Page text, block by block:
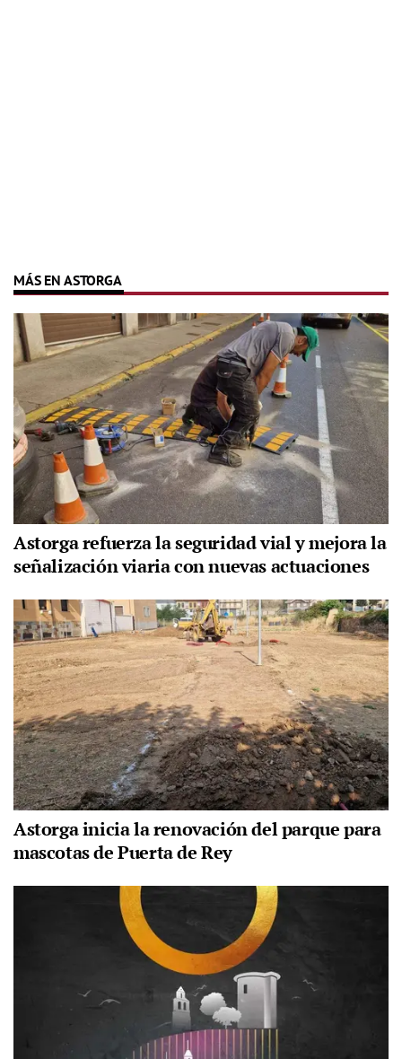
MÁS EN ASTORGA
Astorga refuerza la seguridad vial y mejora la
señalización viaria con nuevas actuaciones
Astorga inicia la renovación del parque para
mascotas de Puerta de Rey